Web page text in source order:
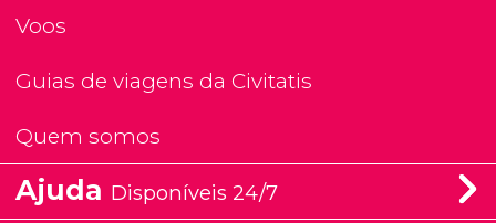
Voos
Guias de viagens da Civitatis
Quem somos
Ajuda Disponíveis 24/7